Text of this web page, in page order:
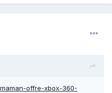
offre-xbox-360-